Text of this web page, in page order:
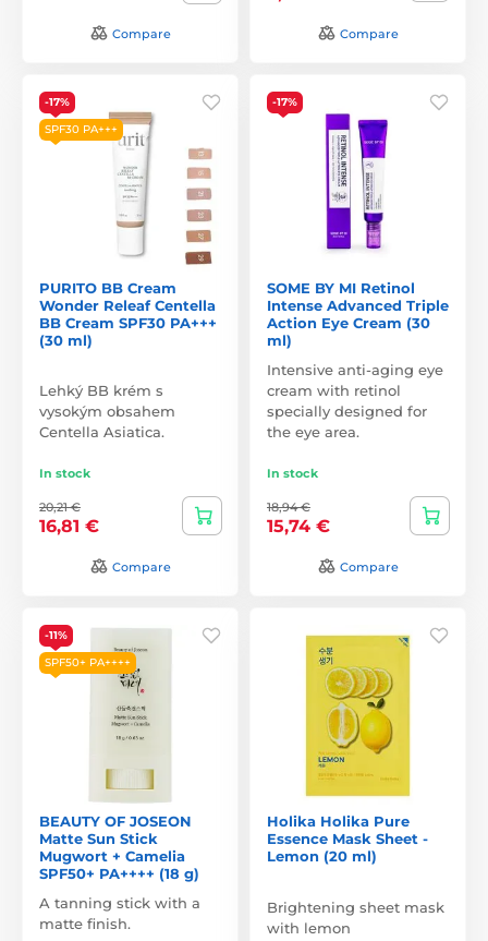
Compare Compare
-17%
SPF30 PA+++
PURITO BB Cream
Wonder Releaf Centella
BB Cream SPF30 PA+++
(30 ml)
Lehký BB krém s
vysokým obsahem
Centella Asiatica.
In stock
20,21 €
16,81 €
Compare
-17%
SOME BY MI Retinol
Intense Advanced Triple
Action Eye Cream (30
ml)
Intensive anti-aging eye
cream with retinol
specially designed for
the eye area.
In stock
18,94 €
15,74 €
Compare
-11%
SPF50+ PA++++
BEAUTY OF JOSEON
Matte Sun Stick
Mugwort + Camelia
SPF50+ PA++++ (18 g)
A tanning stick with a
matte finish.
Holika Holika Pure
Essence Mask Sheet -
Lemon (20 ml)
Brightening sheet mask
with lemon